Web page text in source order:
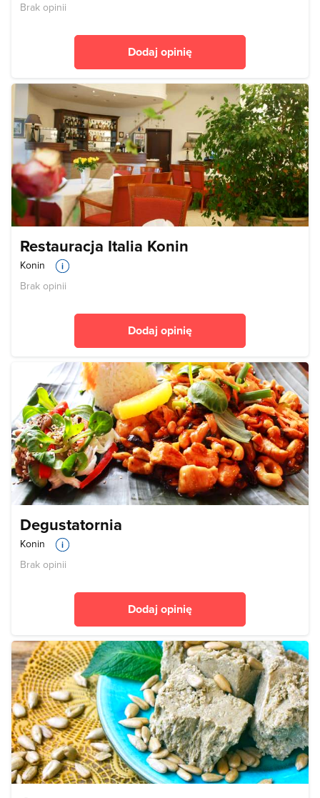
Brak opinii
Dodaj opinię
Restauracja Italia Konin
Konin
Brak opinii
Dodaj opinię
Degustatornia
Konin
Brak opinii
Dodaj opinię